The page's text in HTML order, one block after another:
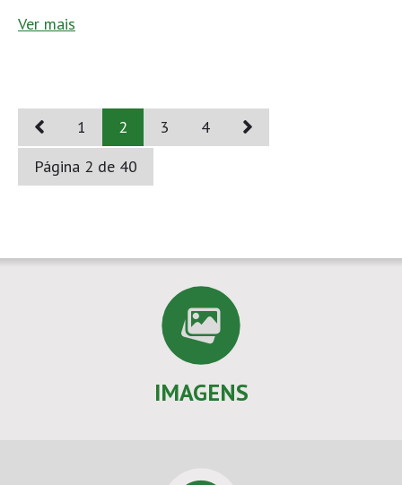
Ver mais
1 2 3
4
Página 2 de 40
IMAGENS